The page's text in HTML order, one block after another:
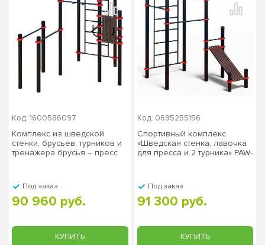
Код: 1600586097
Комплекс из шведской
стенки, брусьев, турников и
тренажера брусья – пресс
Под заказ
90 960 руб.
КУПИТЬ
Код: 0695255156
Спортивный комплекс
«Шведская стенка, лавочка
для пресса и 2 турника» PAW-
Под заказ
91 300 руб.
КУПИТЬ